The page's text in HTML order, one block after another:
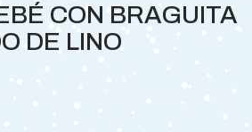
CON BRAGUITA
DE LINO